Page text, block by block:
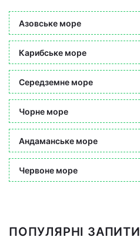
Азовське море
Карибське море
Середземне море
Чорне море
Андаманське море
Червоне море
ПОПУЛЯРНІ ЗАПИТИ